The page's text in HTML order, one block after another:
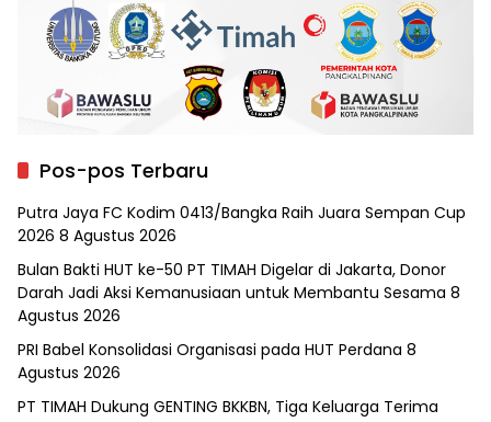
Pos-pos Terbaru
Putra Jaya FC Kodim 0413/Bangka Raih Juara Sempan Cup
2026 8 Agustus 2026
Bulan Bakti HUT ke-50 PT TIMAH Digelar di Jakarta, Donor
Darah Jadi Aksi Kemanusiaan untuk Membantu Sesama 8
Agustus 2026
PRI Babel Konsolidasi Organisasi pada HUT Perdana 8
Agustus 2026
PT TIMAH Dukung GENTING BKKBN, Tiga Keluarga Terima